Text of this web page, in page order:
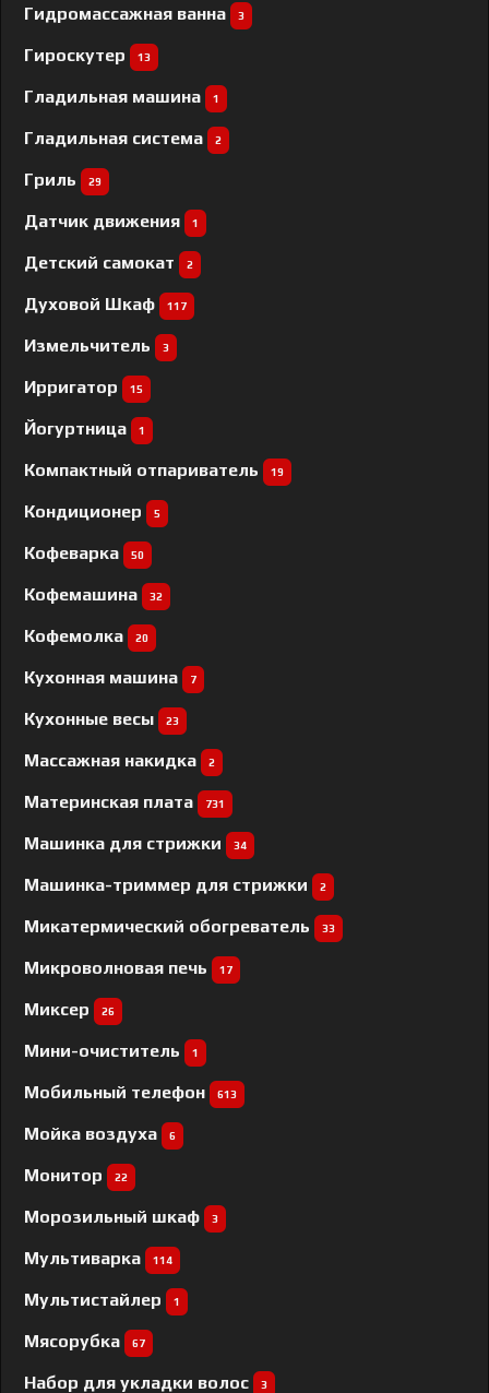
Гидромассажная ванна 3
Гироскутер 13
Гладильная машина 1
Гладильная система 2
Гриль 29
Датчик движения 1
Детский самокат 2
Духовой Шкаф 117
Измельчитель 3
Ирригатор 15
Йогуртница 1
Компактный отпариватель 19
Кондиционер 5
Кофеварка 50
Кофемашина 32
Кофемолка 20
Кухонная машина 7
Кухонные весы 23
Массажная накидка 2
Материнская плата 731
Машинка для стрижки 34
Машинка-триммер для стрижки 2
Микатермический обогреватель 33
Микроволновая печь 17
Миксер 26
Мини-очиститель 1
Мобильный телефон 613
Мойка воздуха 6
Монитор 22
Морозильный шкаф 3
Мультиварка 114
Мультистайлер 1
Мясорубка 67
Набор для укладки волос 3